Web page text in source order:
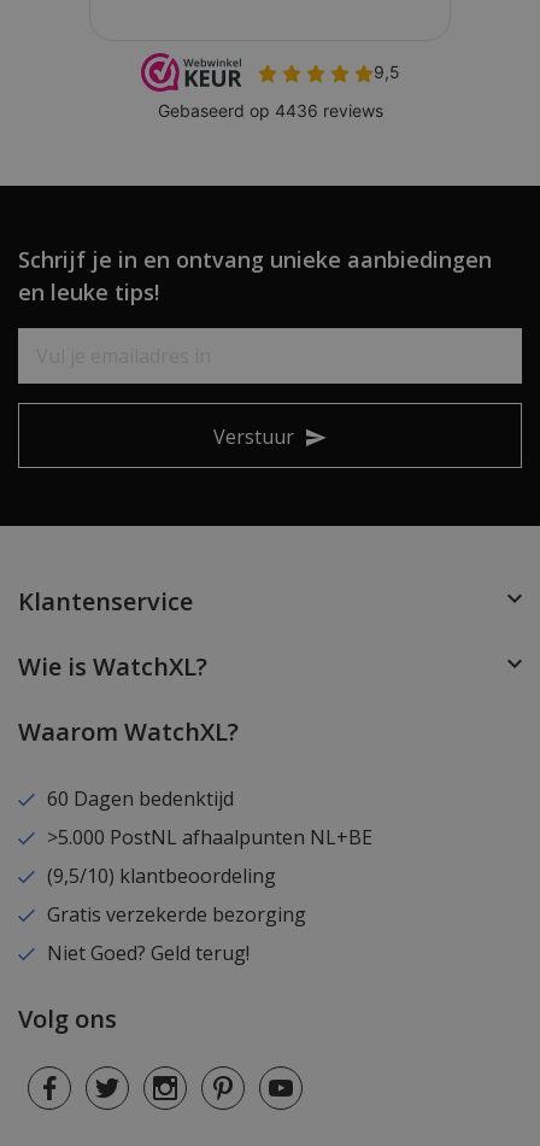
Schrijf je in en ontvang unieke aanbiedingen
en leuke tips!
Verstuur
Klantenservice
Wie is WatchXL?
Waarom WatchXL?
60 Dagen bedenktijd
>5.000 PostNL afhaalpunten NL+BE
(9,5/10) klantbeoordeling
Gratis verzekerde bezorging
Niet Goed? Geld terug!
Volg ons